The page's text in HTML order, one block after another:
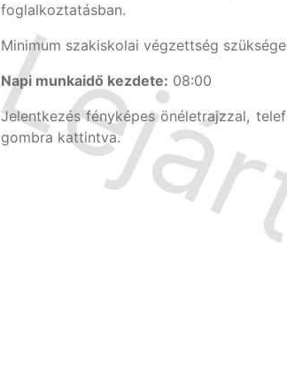
foglalkoztatásban.
Minimum szakiskolai végzettség
Napi munkaidő kezdete: 08:00
Jelentkezés fényképes önéletrajzzal,
gombra kattintva.